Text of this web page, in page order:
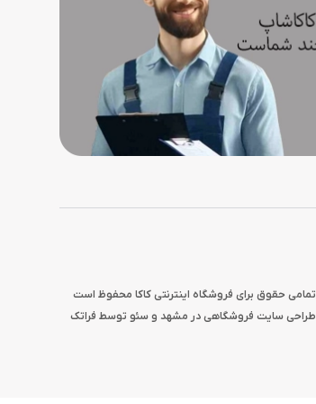
تمامی حقوق برای فروشگاه اینترنتی کاکا محفوظ است
طراحی سایت فروشگاهی در مشهد وسئو توسط فراتک